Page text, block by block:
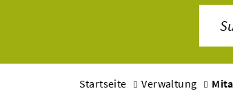
Startseite Verwaltung